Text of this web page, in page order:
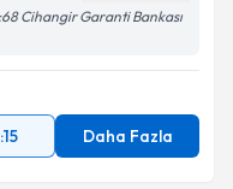
Cihangir Garanti Bankası
Daha Fazla